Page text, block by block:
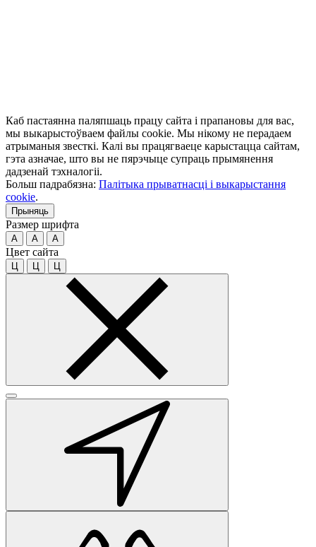
Каб пастаянна паляпшаць працу сайта і прапановы для вас,
мы выкарыстоўваем файлы cookie. Мы нікому не перадаем
атрыманыя звесткі. Калі вы працягваеце карыстацца сайтам,
гэта азначае, што вы не пярэчыце супраць прымянення
дадзенай тэхналогіі.
Больш падрабязна: Палітыка прыватнасці і выкарыстання
cookie.
Прыняць
Размер шрифта
A A A
Цвет сайта
Ц Ц Ц